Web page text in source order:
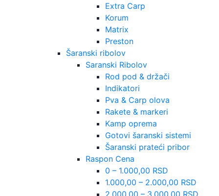
Extra Carp
Korum
Matrix
Preston
Šaranski ribolov
Saranski Ribolov
Rod pod & držači
Indikatori
Pva & Carp olova
Rakete & markeri
Kamp oprema
Gotovi šaranski sistemi
Šaranski prateći pribor
Raspon Cena
0 – 1.000,00 RSD
1.000,00 – 2.000,00 RSD
2.000,00 – 3.000,00 RSD